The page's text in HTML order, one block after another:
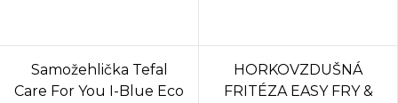
Samožehlička Tefal
Care For You I-Blue Eco
HORKOVZDUŠNÁ
FRITÉZA EASY FRY &